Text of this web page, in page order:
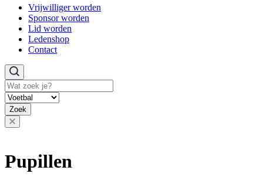
Vrijwilliger worden
Sponsor worden
Lid worden
Ledenshop
Contact
Zoeken
Zoek
Pupillen